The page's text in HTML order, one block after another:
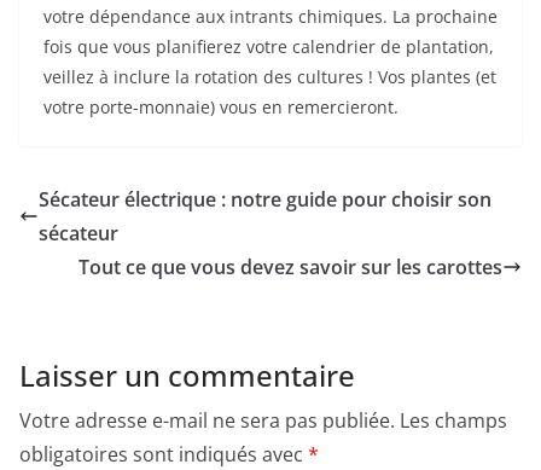
votre dépendance aux intrants chimiques. La prochaine
fois que vous planifierez votre calendrier de plantation,
veillez à inclure la rotation des cultures ! Vos plantes (et
votre porte-monnaie) vous en remercieront.
Sécateur électrique : notre guide pour choisir son
sécateur
Tout ce que vous devez savoir sur les carottes
Laisser un commentaire
Votre adresse e-mail ne sera pas publiée. Les champs
obligatoires sont indiqués avec *